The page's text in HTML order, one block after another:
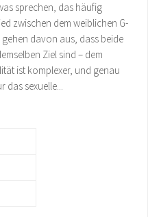
sprechen, das häufig
zwischen dem weiblichen G-
davon aus, dass beide
Ziel sind – dem
ist komplexer, und genau
das sexuelle...